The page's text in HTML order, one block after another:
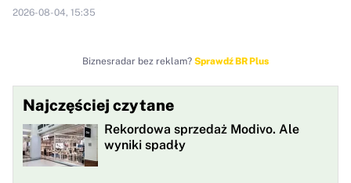
2026-08-04, 15:35
Biznesradar bez reklam? Sprawdź BR Plus
Najczęściej czytane
Rekordowa sprzedaż Modivo. Ale
wyniki spadły